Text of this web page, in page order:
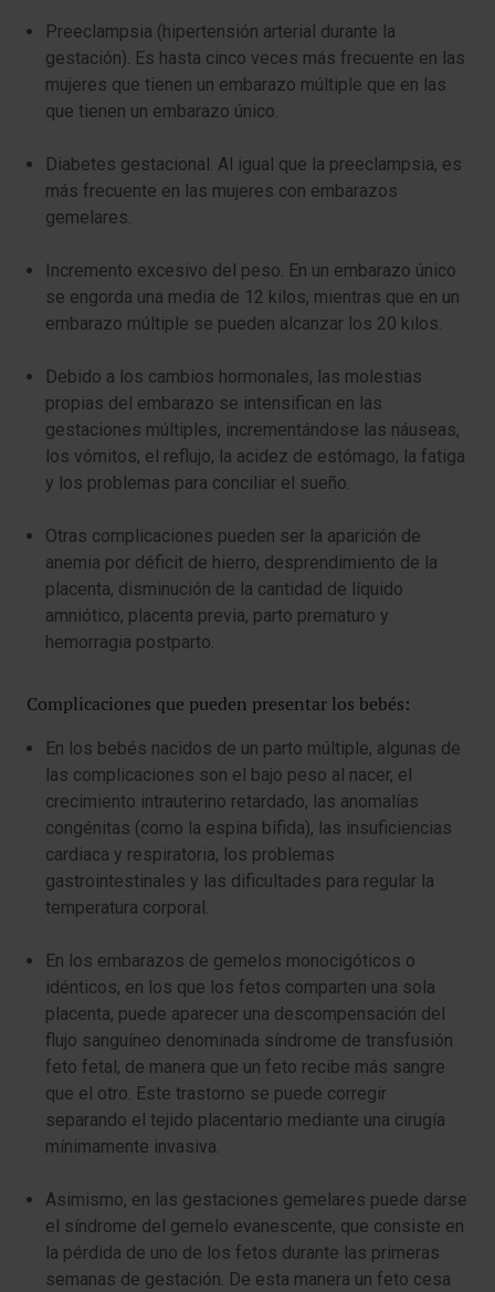
Preeclampsia (hipertensión arterial durante la
gestación). Es hasta cinco veces más frecuente en las
mujeres que tienen un embarazo múltiple que en las
que tienen un embarazo único.
Diabetes gestacional. Al igual que la preeclampsia, es
más frecuente en las mujeres con embarazos
gemelares.
Incremento excesivo del peso. En un embarazo único
se engorda una media de 12 kilos, mientras que en un
embarazo múltiple se pueden alcanzar los 20 kilos.
Debido a los cambios hormonales, las molestias
propias del embarazo se intensifican en las
gestaciones múltiples, incrementándose las náuseas,
los vómitos, el reflujo, la acidez de estómago, la fatiga
y los problemas para conciliar el sueño.
Otras complicaciones pueden ser la aparición de
anemia por déficit de hierro, desprendimiento de la
placenta, disminución de la cantidad de líquido
amniótico, placenta previa, parto prematuro y
hemorragia postparto.
Complicaciones que pueden presentar los bebés:
En los bebés nacidos de un parto múltiple, algunas de
las complicaciones son el bajo peso al nacer, el
crecimiento intrauterino retardado, las anomalías
congénitas (como la espina bífida), las insuficiencias
cardiaca y respiratoria, los problemas
gastrointestinales y las dificultades para regular la
temperatura corporal.
En los embarazos de gemelos monocigóticos o
idénticos, en los que los fetos comparten una sola
placenta, puede aparecer una descompensación del
flujo sanguíneo denominada síndrome de transfusión
feto fetal, de manera que un feto recibe más sangre
que el otro. Este trastorno se puede corregir
separando el tejido placentario mediante una cirugía
mínimamente invasiva.
Asimismo, en las gestaciones gemelares puede darse
el síndrome del gemelo evanescente, que consiste en
la pérdida de uno de los fetos durante las primeras
semanas de gestación. De esta manera un feto cesa